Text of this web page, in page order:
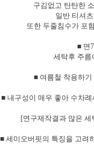
구김없고 탄탄한
일반 티셔
또한 두줄침수가 포
■ 면
세탁후 주름
■ 여름철 착용하
■ 내구성이 매우 좋아 수차
[연구제작결과 많은
■ 세미오버핏의 특징을 고려